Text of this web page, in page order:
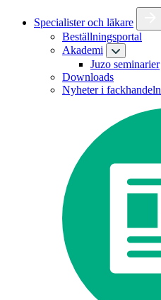
Specialister och läkare
Beställningsportal
Akademi
Juzo seminarier
Downloads
Nyheter i fackhandeln